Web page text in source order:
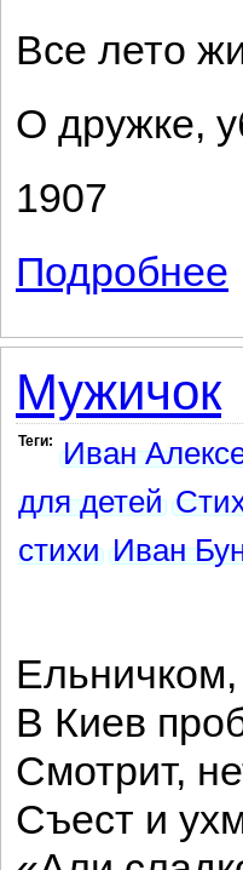
Все лето
О дружке,
1907
Подробнее
Мужичок
Теги: Иван
для детей
стихи Иван
В Киев
Смотрит,
Съест и